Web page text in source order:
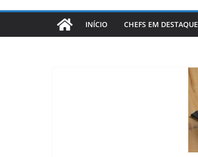
INÍCIO CHEFS EM DESTAQUE